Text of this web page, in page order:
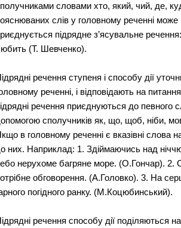
словами хто, який, чий, де,
слів у головному реченні може
підрядне з’ясувальне
(Т. Шевченко).
речення ступеня і способу дії
реченні, і відповідають на
речення приєднуються до певного
сполучників як, що, щоб, ніби,
в головному реченні є вказівні слова
них. Наприклад: 1. Здіймаючись над
нерухоме багряне море. (О.Гончар). 2.
обговорення. (А.Головко). 3. На
погідного ранку. (М.Коцюбинський).
речення способу дії поділяються на